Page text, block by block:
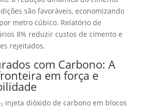
são favoráveis, economizando
metro cúbico. Relatório de
8% reduzir custos de cimento e
rejeitados.
com Carbono: A
em força e
injeta dióxido de carbono em blocos